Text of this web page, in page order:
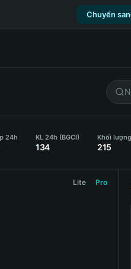
Chuyển
24h KL 24h (BGCI)
134
Khối
215
Lite Pro